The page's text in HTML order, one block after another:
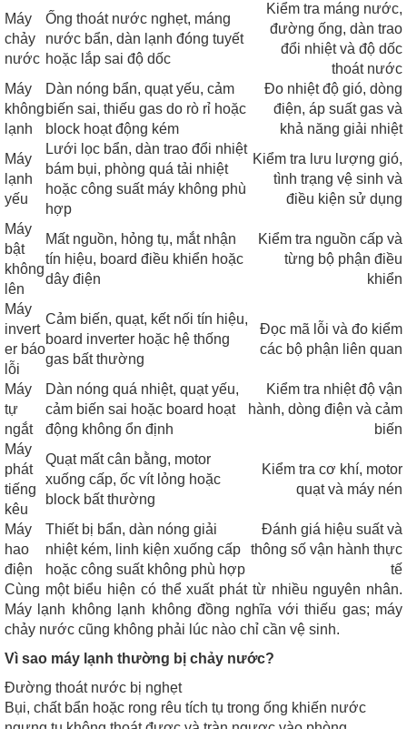
Máy
chảy
nước
Ống thoát nước nghẹt, máng
nước bẩn, dàn lạnh đóng tuyết
hoặc lắp sai độ dốc
Kiểm tra máng nước,
đường ống, dàn trao
đổi nhiệt và độ dốc
thoát nước
Máy
không
lạnh
Dàn nóng bẩn, quạt yếu, cảm
biến sai, thiếu gas do rò rỉ hoặc
block hoạt động kém
Đo nhiệt độ gió, dòng
điện, áp suất gas và
khả năng giải nhiệt
Máy
lạnh
yếu
Lưới lọc bẩn, dàn trao đổi nhiệt
bám bụi, phòng quá tải nhiệt
hoặc công suất máy không phù
hợp
Kiểm tra lưu lượng gió,
tình trạng vệ sinh và
điều kiện sử dụng
Máy
bật
không
lên
Mất nguồn, hỏng tụ, mắt nhận
tín hiệu, board điều khiển hoặc
dây điện
Kiểm tra nguồn cấp và
từng bộ phận điều
khiển
Máy
invert
er báo
lỗi
Cảm biến, quạt, kết nối tín hiệu,
board inverter hoặc hệ thống
gas bất thường
Đọc mã lỗi và đo kiểm
các bộ phận liên quan
Máy
tự
ngắt
Dàn nóng quá nhiệt, quạt yếu,
cảm biến sai hoặc board hoạt
động không ổn định
Kiểm tra nhiệt độ vận
hành, dòng điện và cảm
biến
Máy
phát
tiếng
kêu
Quạt mất cân bằng, motor
xuống cấp, ốc vít lỏng hoặc
block bất thường
Kiểm tra cơ khí, motor
quạt và máy nén
Máy
hao
điện
Thiết bị bẩn, dàn nóng giải
nhiệt kém, linh kiện xuống cấp
hoặc công suất không phù hợp
Đánh giá hiệu suất và
thông số vận hành thực
tế
Cùng một biểu hiện có thể xuất phát từ nhiều nguyên nhân.
Máy lạnh không lạnh không đồng nghĩa với thiếu gas; máy
chảy nước cũng không phải lúc nào chỉ cần vệ sinh.
Vì sao máy lạnh thường bị chảy nước?
Đường thoát nước bị nghẹt
Bụi, chất bẩn hoặc rong rêu tích tụ trong ống khiến nước